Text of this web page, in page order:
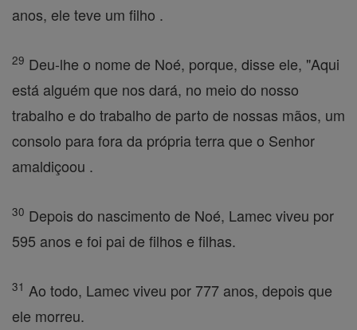
anos, ele teve um filho .
29 Deu-lhe o nome de Noé, porque, disse ele, "Aqui
está alguém que nos dará, no meio do nosso
trabalho e do trabalho de parto de nossas mãos, um
consolo para fora da própria terra que o Senhor
amaldiçoou .
30 Depois do nascimento de Noé, Lamec viveu por
595 anos e foi pai de filhos e filhas.
31 Ao todo, Lamec viveu por 777 anos, depois que
ele morreu.